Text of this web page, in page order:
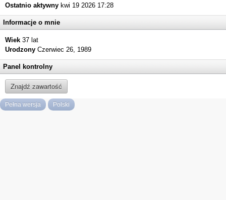
Ostatnio aktywny kwi 19 2026 17:28
Informacje o mnie
Wiek 37 lat
Urodzony Czerwiec 26, 1989
Panel kontrolny
Znajdź zawartość
Pełna wersja Polski